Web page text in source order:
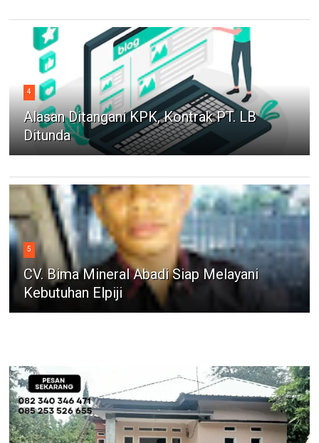
4
Alasan Ditangani KPK, Kontrak PT. LB
Ditunda
5
CV. Bima Mineral Abadi Siap Melayani
Kebutuhan Elpiji